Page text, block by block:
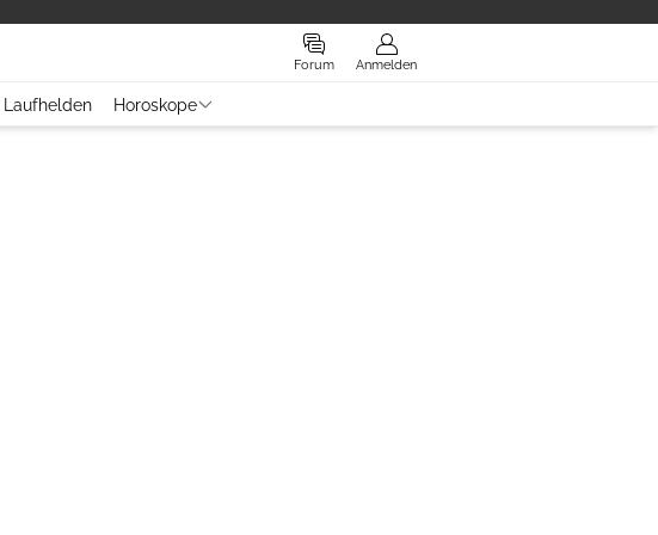
Forum Anmelden
Laufhelden Horoskope